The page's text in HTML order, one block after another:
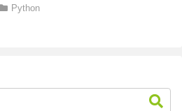
Python